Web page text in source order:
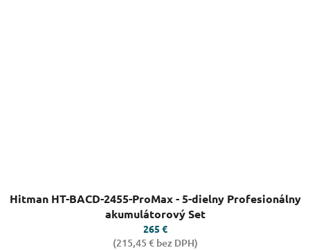
hodnotenie
produktu
je
4,3
Hitman HT-BACD-2455-ProMax - 5-dielny Profesionálny
akumulátorový Set
265 €
(215,45 € bez DPH)